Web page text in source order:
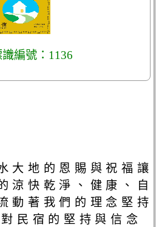
編號：1136
大地的恩賜與祝福讓
涼快乾淨、健康、自
動著我們的理念堅持
民宿的堅持與信念